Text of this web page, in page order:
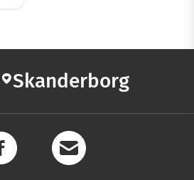
Skanderborg